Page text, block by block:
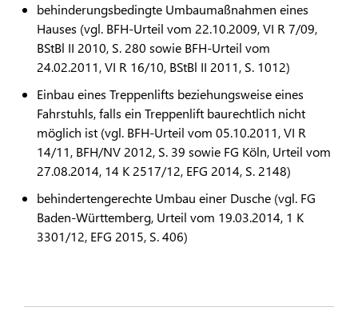
behinderungsbedingte Umbaumaßnahmen eines
Hauses (vgl. BFH-Urteil vom 22.10.2009, VI R 7/09,
BStBl II 2010, S. 280 sowie BFH-Urteil vom
24.02.2011, VI R 16/10, BStBl II 2011, S. 1012)
Einbau eines Treppenlifts beziehungsweise eines
Fahrstuhls, falls ein Treppenlift baurechtlich nicht
möglich ist (vgl. BFH-Urteil vom 05.10.2011, VI R
14/11, BFH/NV 2012, S. 39 sowie FG Köln, Urteil vom
27.08.2014, 14 K 2517/12, EFG 2014, S. 2148)
behindertengerechte Umbau einer Dusche (vgl. FG
Baden-Württemberg, Urteil vom 19.03.2014, 1 K
3301/12, EFG 2015, S. 406)